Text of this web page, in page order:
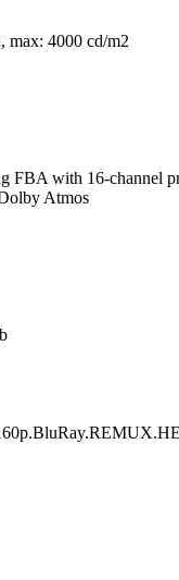
4000 cd/m2
16-channel
Atmos